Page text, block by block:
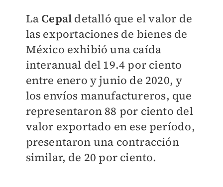
La Cepal detalló que el valor de
las exportaciones de bienes de
México exhibió una caída
interanual del 19.4 por ciento
entre enero y junio de 2020, y
los envíos manufactureros, que
representaron 88 por ciento del
valor exportado en ese período,
presentaron una contracción
similar, de 20 por ciento.